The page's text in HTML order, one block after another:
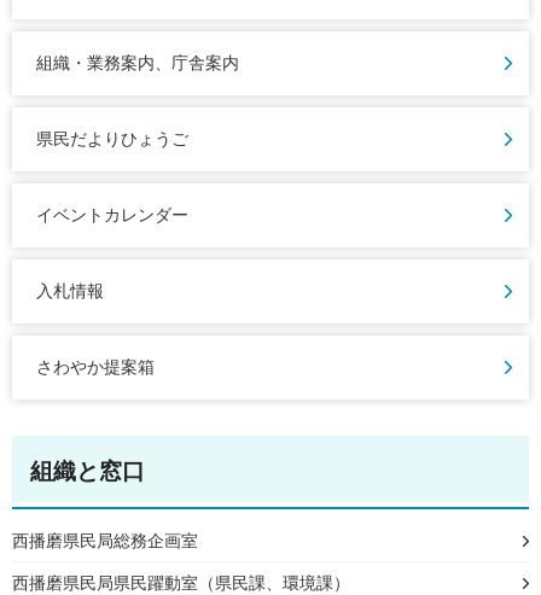
組織・業務案内、庁舎案内
県民だよりひょうご
イベントカレンダー
入札情報
さわやか提案箱
組織と窓口
西播磨県民局総務企画室
西播磨県民局県民躍動室（県民課、環境課）